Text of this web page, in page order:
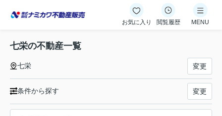
お気に入り 閲覧履歴 MENU
七栄の不動産一覧
七栄 変更
条件から探す 変更